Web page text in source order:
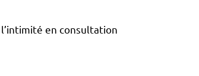
en consultation